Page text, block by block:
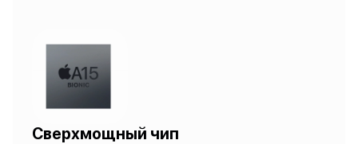
Сверхмощный чип